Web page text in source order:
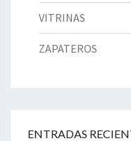
VITRINAS
ZAPATEROS
ENTRADAS